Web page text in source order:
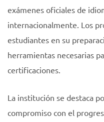
exámenes oficiales de
internacionalmente. Los
estudiantes en su
herramientas necesarias
certificaciones.
La institución se destaca
compromiso con el